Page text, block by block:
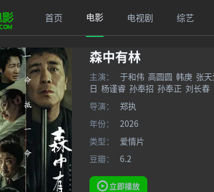
首页 电影 电视剧 综艺
森中有林
主演： 于和伟 高圆圆 韩庚 张天
日 杨谨睿 孙奉招 孙奉正 刘长春
导演：
郑执
年份：
2026
类型：
爱情片
豆瓣：
6.2
立即播放